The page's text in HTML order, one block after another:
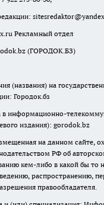
Рекламный отдел
(ГОРОДОК.БЗ)
(названия) на
Городок.бз
в информационно-
издания): gorodok.bz
на данном сайте,
РФ об
кем-либо в какой бы то
распространению,
правообладателя.